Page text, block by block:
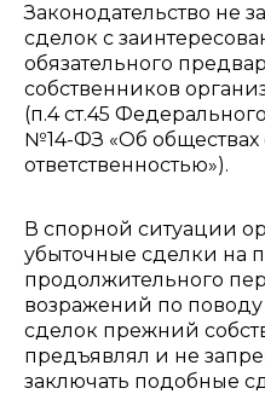
Законодательство не
сделок с
обязательного
собственников
(п.4 ст.45
№14-ФЗ «Об обществах
ответственностью»).
В спорной ситуации
убыточные сделки на
продолжительного
возражений по
сделок прежний
предъявлял и не
заключать подобные